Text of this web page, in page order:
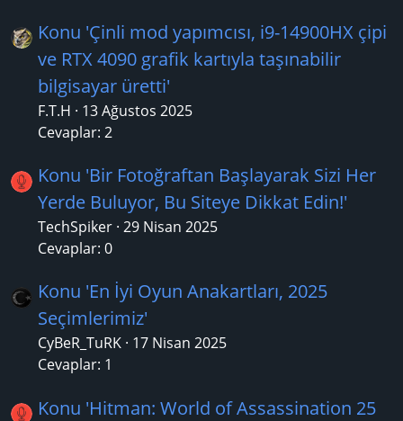
Konu 'Çinli mod yapımcısı, i9-14900HX çipi
ve RTX 4090 grafik kartıyla taşınabilir
bilgisayar üretti'
F.T.H
13 Ağustos 2025
Cevaplar: 2
Konu 'Bir Fotoğraftan Başlayarak Sizi Her
Yerde Buluyor, Bu Siteye Dikkat Edin!'
TechSpiker 29 Nisan 2025
Cevaplar: 0
Konu 'En İyi Oyun Anakartları, 2025
Seçimlerimiz'
CyBeR_TuRK 17 Nisan 2025
Cevaplar: 1
Konu 'Hitman: World of Assassination 25